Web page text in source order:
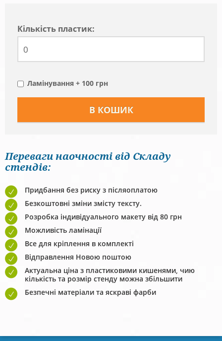
Кiлькiсть пластик:
Ламінування + 100 грн
Переваги наочності від Складу
стендів:
Придбання без риску з післяоплатою
Безкоштовні зміни змісту тексту.
Розробка індивідуального макету від 80 грн
Можливість ламінації
Все для кріплення в комплекті
Відправлення Новою поштою
Актуальна ціна з пластиковими кишенями, чию
кількість та розмір стенду можна збільшити
Безпечні матеріали та яскраві фарби